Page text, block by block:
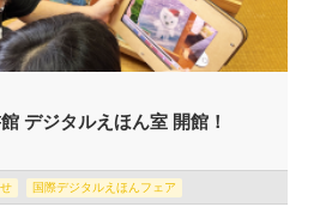
デジタルえほん室 開館！
国際デジタルえほんフェア